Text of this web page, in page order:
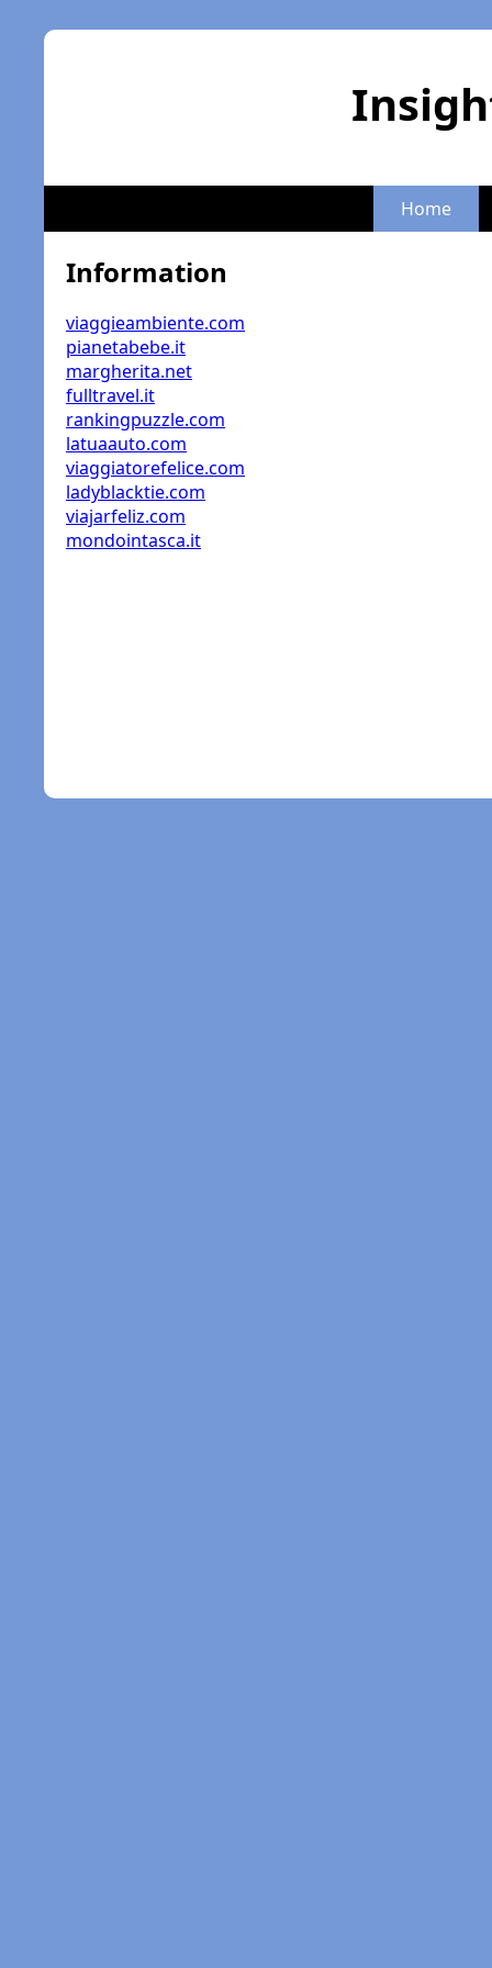
Home
Information
viaggieambiente.com
pianetabebe.it
margherita.net
fulltravel.it
rankingpuzzle.com
latuaauto.com
viaggiatorefelice.com
ladyblacktie.com
viajarfeliz.com
mondointasca.it